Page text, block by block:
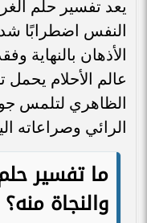
يعد تفسير حلم
النفس اضطرابًا
الأذهان بالنهاية
عالم الأحلام يحمل
الظاهري لتلمس
الرائي وصراعاته
ما تفسير
والنجاة منه؟